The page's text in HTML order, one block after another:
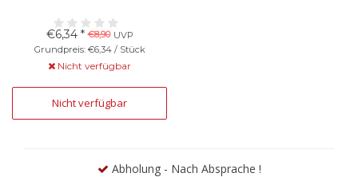
€6,34 * €8,90 UVP
Grundpreis: €6,34 / Stück
Nicht verfügbar
Nicht verfügbar
Abholung - Nach Absprache !